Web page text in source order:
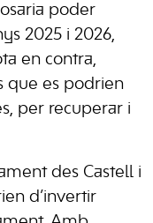
poder
2025 i 2026,
en contra,
que es podrien
per recuperar i
des Castell i
d’invertir